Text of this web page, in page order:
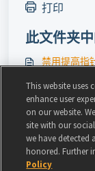
打印
此文件夹
禁用提高指
如何禁用自
主机连接问题
《宝藏世界
This website
enhance user
on our website.
site with our
we have detected
honored. Further
Policy